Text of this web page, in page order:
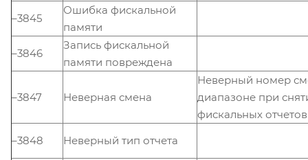
–3845
Ошибка фискальной
памяти
–3846
Запись фискальной
памяти повреждена
–3847 Неверная смена
Неверный номер
диапазоне при
фискальных отчетов
–3848
Неверный тип отчета